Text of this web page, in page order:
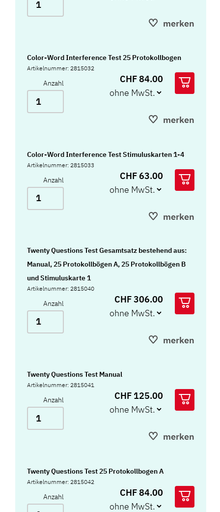
merken
Color-Word Interference Test 25 Protokollbogen
Artikelnummer: 2815032
Anzahl CHF 84.00
merken
Color-Word Interference Test Stimuluskarten 1-4
Artikelnummer: 2815033
Anzahl CHF 63.00
merken
Twenty Questions Test Gesamtsatz bestehend aus:
Manual, 25 Protokollbögen A, 25 Protokollbögen B
und Stimuluskarte 1
Artikelnummer: 2815040
Anzahl CHF 306.00
merken
Twenty Questions Test Manual
Artikelnummer: 2815041
Anzahl CHF 125.00
merken
Twenty Questions Test 25 Protokollbogen A
Artikelnummer: 2815042
Anzahl CHF 84.00